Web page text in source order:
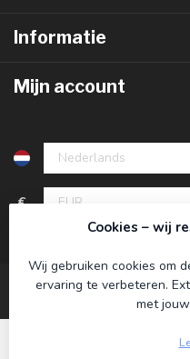
Informatie
Mijn account
€
Cookies – wij
Wij gebruiken cookies om
ervaring te verbeteren.
met